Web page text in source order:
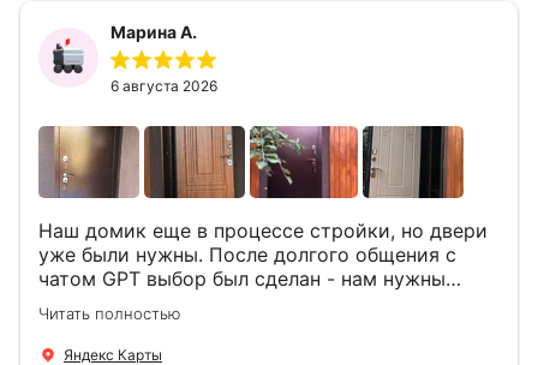
Марина А.
6 августа 2026
Наш домик еще в процессе стройки, но двери
уже были нужны. После долгого общения с
чатом GPT выбор был сделан - нам нужны
двери Аргус Термо Композит, которые нашлись
в компании ДвериОпт . Менеджер Филипп
ответил на все вопросы, посчитал стоимость и
Читать полностью
Яндекс Карты